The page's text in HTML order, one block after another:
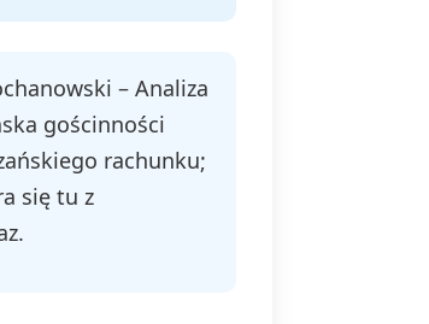
– Analiza
gościnności
rachunku;
się tu z